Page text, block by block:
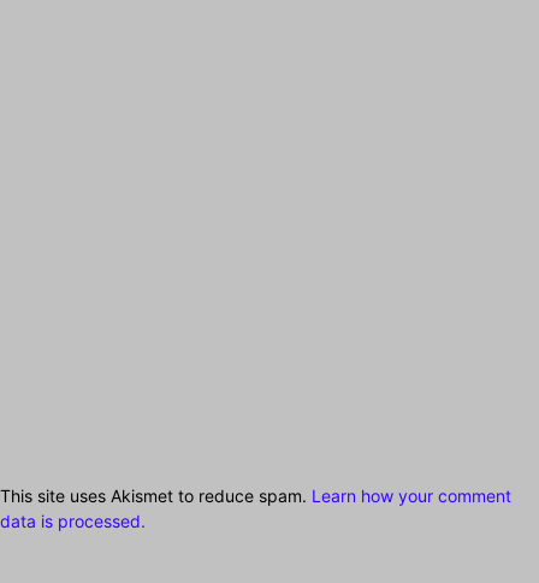
This site uses Akismet to reduce spam. Learn how your comment
data is processed.